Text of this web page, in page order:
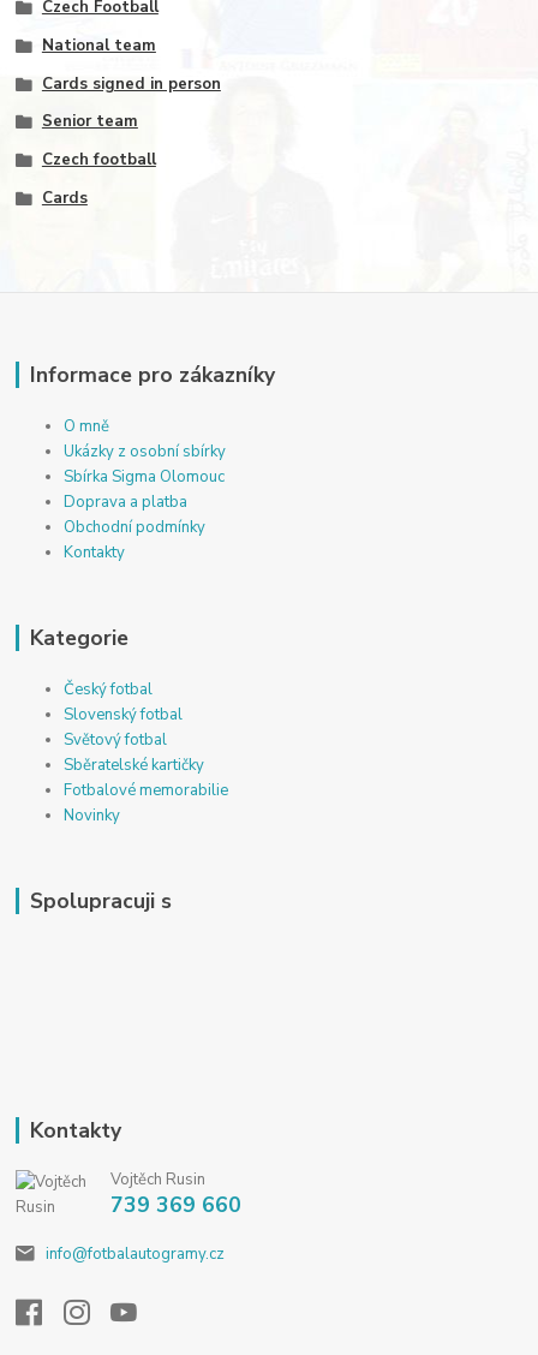
Czech Football
National team
Cards signed in person
Senior team
Czech football
Cards
Informace pro zákazníky
O mně
Ukázky z osobní sbírky
Sbírka Sigma Olomouc
Doprava a platba
Obchodní podmínky
Kontakty
Kategorie
Český fotbal
Slovenský fotbal
Světový fotbal
Sběratelské kartičky
Fotbalové memorabilie
Novinky
Spolupracuji s
Kontakty
Vojtěch Rusin
739 369 660
info@fotbalautogramy.cz